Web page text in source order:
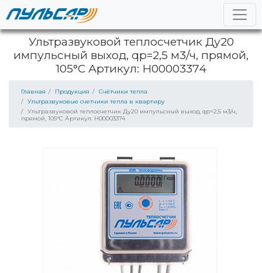
Ультразвуковой теплосчетчик Ду20
импульсный выход, qp=2,5 м3/ч, прямой,
105°C Артикул: Н00003374
Главная Продукция
Счётчики тепла
Ультразвуковые счетчики тепла в квартиру
Ультразвуковой теплосчетчик Ду20 импульсный выход, qp=2,5 м3/ч,
прямой, 105°C Артикул: Н00003374